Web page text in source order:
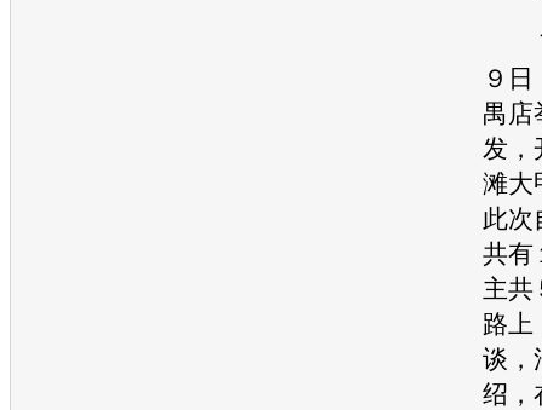
７
９
禺店
发，
滩大
此次
共有
主共
路上
谈，
绍，